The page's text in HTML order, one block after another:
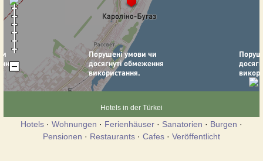
Hotels in der Türkei
Hotels · Wohnungen · Ferienhäuser · Sanatorien · Burgen ·
Pensionen · Restaurants · Cafes · Veröffentlicht